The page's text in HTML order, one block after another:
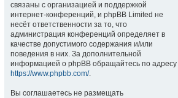
связаны с организацией и поддержкой
интернет-конференций, и phpBB Limited не
несёт ответственности за то, что
администрация конференций определяет в
качестве допустимого содержания и/или
поведения в них. За дополнительной
информацией о phpBB обращайтесь по адресу
https://www.phpbb.com/.
Вы соглашаетесь не размещать